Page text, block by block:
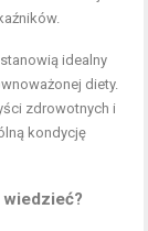
idealny
diety.
zdrowotnych i
kondycję